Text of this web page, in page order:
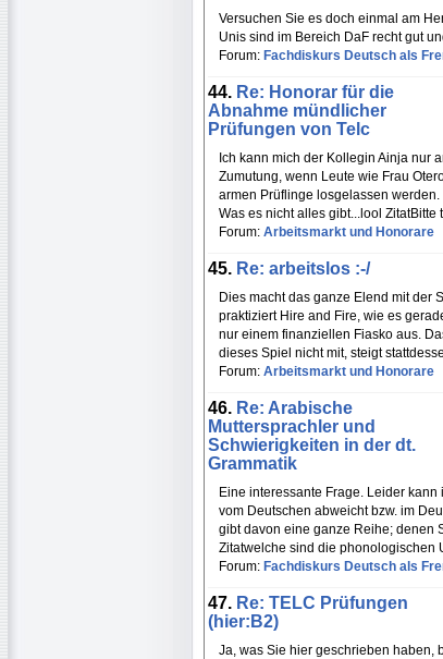
Versuchen Sie es doch einmal am
Unis sind im Bereich DaF recht gut
Forum: Fachdiskurs Deutsch als
44. Re: Honorar für die
Abnahme mündlicher
Prüfungen von Telc
Ich kann mich der Kollegin Ainja nur
Zumutung, wenn Leute wie Frau
armen Prüflinge losgelassen
Was es nicht alles gibt...lool ZitatBitte
Forum: Arbeitsmarkt und Honorare
45. Re: arbeitslos :-/
Dies macht das ganze Elend mit der
praktiziert Hire and Fire, wie es
nur einem finanziellen Fiasko aus.
dieses Spiel nicht mit, steigt
Forum: Arbeitsmarkt und Honorare
46. Re: Arabische
Muttersprachler und
Schwierigkeiten in der dt.
Grammatik
Eine interessante Frage. Leider
vom Deutschen abweicht bzw. im
gibt davon eine ganze Reihe; denen
Zitatwelche sind die phonologischen
Forum: Fachdiskurs Deutsch als
47. Re: TELC Prüfungen
(hier:B2)
Ja, was Sie hier geschrieben haben,